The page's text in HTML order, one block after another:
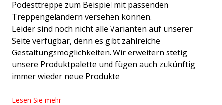
Podesttreppe zum Beispiel mit passenden
Treppengeländern versehen können.
Leider sind noch nicht alle Varianten auf unserer
Seite verfügbar, denn es gibt zahlreiche
Gestaltungsmöglichkeiten. Wir erweitern stetig
unsere Produktpalette und fügen auch zukünftig
immer wieder neue Produkte
Lesen Sie mehr